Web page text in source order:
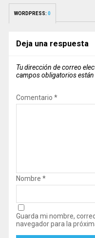
WORDPRESS: 0
Deja una respuesta
Tu dirección de correo
campos obligatorios
Comentario *
Nombre *
Guarda mi nombre,
navegador para la